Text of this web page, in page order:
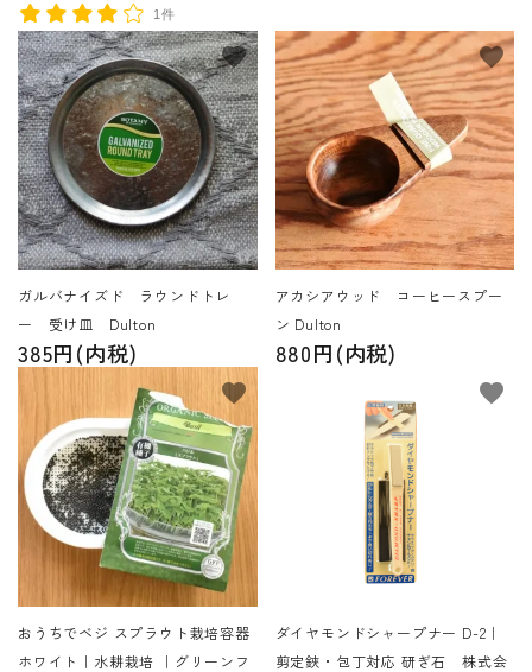
1件
ガルバナイズド ラウンドトレ
ー 受け皿 Dulton
385円(内税)
favorite
アカシアウッド コーヒースプー
ン Dulton
880円(内税)
favorite
おうちでベジ スプラウト栽培容器
ホワイト｜水耕栽培 ｜グリーンフ
favorite
ダイヤモンドシャープナー D-2｜
剪定鋏・包丁対応 研ぎ石 株式会
favorite